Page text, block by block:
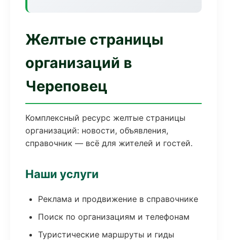
Желтые страницы
организаций в
Череповец
Комплексный ресурс желтые страницы
организаций: новости, объявления,
справочник — всё для жителей и гостей.
Наши услуги
Реклама и продвижение в справочнике
Поиск по организациям и телефонам
Туристические маршруты и гиды